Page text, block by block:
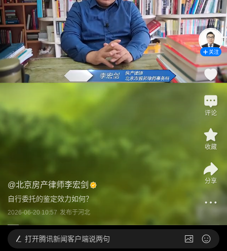
@北京房产律师李宏剑
自行委托的鉴定效力如何？
2026-06-20 10:57 发布于河北
关注
评论
收藏
分享
打开腾讯新闻客户端说两句